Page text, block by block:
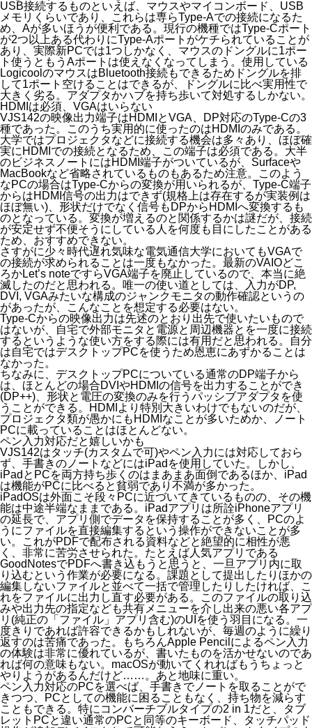
USB接続するものといえば、マウスやマイコンボード、USB
メモリくらいであり、これらは専らType-Aでの接続になるた
め、Aが多いほうが便利である。現行の機種ではType-Cポート
が2つ以上ある代わりにType-Aポートがケチられていることが
あり、実際新PCでは1つしかなく、マウスのドングルに1ポー
ト使うともうAポートは使えなくなってしまう。使用している
LogicoolのマウスはBluetooth接続もできるためドングルを排
して1ポート空けることはできるが、ドングルに比べ実用性で
大きく劣る。アダプタかハブを持ち歩いて対処するしかない。
HDMIは必須、VGAはいらない
VJS142の映像出力端子はHDMIとVGA、DP対応のType-Cの3
種であった。このうち実用的に使ったのはHDMIのみである。
大学ではプロジェクタなどに接続する機会は多々あり、ほぼ確
実にHDMIでの接続となるため、この端子は必須である。大半
のビジネスノートにはHDMI端子がついているが、Surfaceや
MacBookなど省略されているものもあるため注意。このよう
なPCの場合はType-Cからの変換が用いられるが、Type-C端子
からはHDMI信号の出力はできず(規格上は存在するが実装例は
ほぼ無い)、形状だけでなく信号もDPからHDMIへ変換するも
のとなっている。変換が増えるのと関係するかは謎だが、接続
が安定せず不便そうにしている人を何度も目にしたことがある
ため、おすすめできない。
さすがに少々時代遅れ気味な電気通信大学においてもVGAで
の接続が求められることは一度もなかった。最新のVAIOどこ
ろかLet’s noteですらVGA端子を廃止しているので、本当に絶
滅したのだと思われる。唯一の使い道としては、入力がDP,
DVI, VGAみたいな構成のジャンクモニタの動作確認というの
があったが、こんなことを想定する必要はない。
Type-Cからの映像出力は先述のとおり出先で使いたいもので
はないが、自宅で外部モニタと電源と周辺機器とを一度に接続
するというような使い方をする際には有用だと思われる。自分
は自宅ではデスクトップPCを使うため恩恵にあずかることは
なかった。
ちなみに、デスクトップPCについている通常のDP端子から
は、ほとんどの場合DVIやHDMIの信号を出力することができ
(DP++)、形状と電圧の変換のみを行うパッシブアダプタを使
うことができる。HDMIより特別大きいわけでもないのだが、
プロジェクタ類が愚かにも HDMIなことが多いためか、ノート
PCに載っていることはほとんどない。
ペン入力対応だと嬉しいかも
VJS142はタッチ(カスタムで可)やペン入力には対応しておら
ず、手書きのノートなどにはiPadを使用していた。しかし、
iPadとPCを両方持ち歩くのはまあまあ面倒であるほか、iPad
は機能がPCに比べると貧弱であり不満が多かった。
iPadOSは外面こそ段々PCに近づいてきているものの、その機
能は中途半端なままである。iPadアプリは所詮iPhoneアプリ
の延長で、アプリ側でデータを保持することが多く、PCのよ
うにファイルを直接編集するという操作ができないことが多
い。これがPDFで配布される資料などと絶望的に相性が悪
く、非常に苦労させられた。たとえば人気アプリである
GoodNotesでPDFへ書き込もうと思うと、一旦アプリ内に取
り込むという作業が必要になる。課題として提出したりほかの
編集しないファイルと並べて一括で管理したりしたければ、こ
れをファイルに出力し直す必要がある。このファイルの取り込
みや出力先の指定なども共有メニューを介し出来の悪い各アプ
リ(純正の「ファイル」アプリ含む)のUIを使う羽目になる。一
度きりであれば許容できるかもしれないが、毎週のように繰り
返すのは苦痛であった。もちろんApple Pencilによるペン入力
の体験は非常に優れているが、書いたものを活かせないのであ
れば何の意味もない。macOSが動いてくれればもうちょっと
やりようがあるんだけど……。あと地味に重い。
ペン入力対応のPCを選べば、手書きでノートを取ることがで
きつつ、PCとしての機能に困ることもなく、持ち物を減らす
こともできる。特にコンバーチブルタイプの2 in 1だと、タブ
レットPCと違い通常のPCと同等のキーボード、タッチパッド